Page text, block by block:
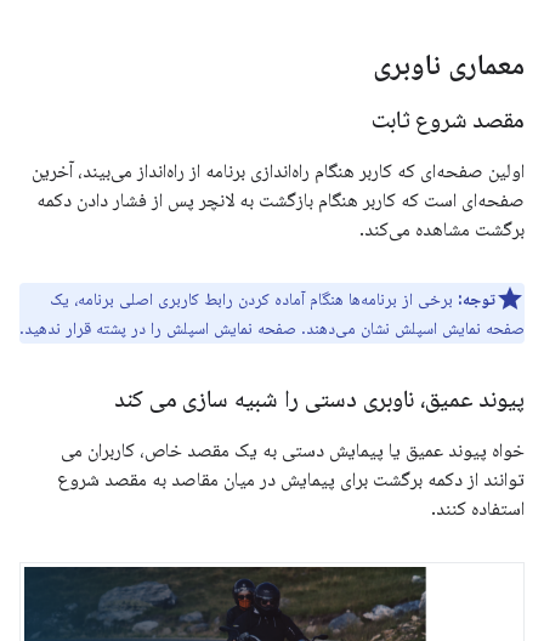
معماری ناوبری
مقصد شروع ثابت
اولین صفحه‌ای که کاربر هنگام راه‌اندازی برنامه از راه‌انداز می‌بیند، آخرین
صفحه‌ای است که کاربر هنگام بازگشت به لانچر پس از فشار دادن دکمه
برگشت مشاهده می‌کند.
توجه: برخی از برنامه‌ها هنگام آماده کردن رابط کاربری اصلی برنامه، یک
صفحه نمایش اسپلش نشان می‌دهند. صفحه نمایش اسپلش را در پشته قرار ندهید.
پیوند عمیق، ناوبری دستی را شبیه سازی می کند
خواه پیوند عمیق یا پیمایش دستی به یک مقصد خاص، کاربران می
توانند از دکمه برگشت برای پیمایش در میان مقاصد به مقصد شروع
استفاده کنند.